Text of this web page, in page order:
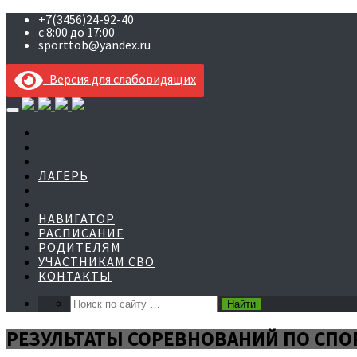
+7(3456)24-92-40
с 8:00 до 17:00
sporttob@yandex.ru
Версия для слабовидящих
Skip
to
content
ЛАГЕРЬ
НАВИГАТОР
РАСПИСАНИЕ
РОДИТЕЛЯМ
УЧАСТНИКАМ СВО
КОНТАКТЫ
РЕЗУЛЬТАТЫ СОРЕВНОВАНИЙ ПО